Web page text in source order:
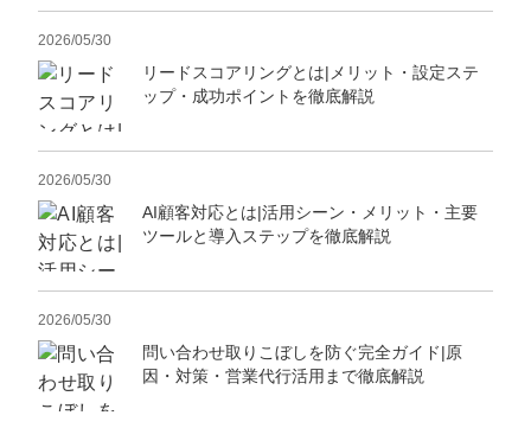
2026/05/30
リードスコアリングとは|メリット・設定ステ
ップ・成功ポイントを徹底解説
2026/05/30
AI顧客対応とは|活用シーン・メリット・主要
ツールと導入ステップを徹底解説
2026/05/30
問い合わせ取りこぼしを防ぐ完全ガイド|原
因・対策・営業代行活用まで徹底解説